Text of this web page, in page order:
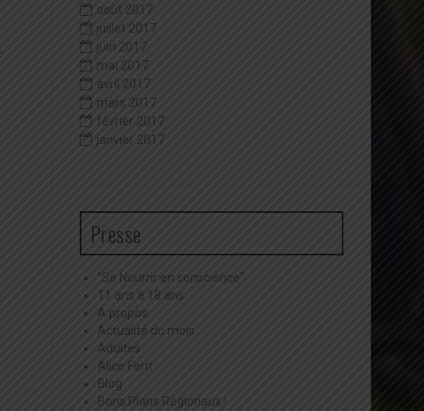
août 2017
juillet 2017
juin 2017
mai 2017
avril 2017
mars 2017
février 2017
janvier 2017
Presse
"Se Nourrir en conscience"
11 ans à 18 ans
A propos
Actualité du mois
Adultes
Alice Ferri
Blog
Bons Plans Régionaux !